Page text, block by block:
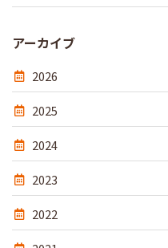
アーカイブ
2026
2025
2024
2023
2022